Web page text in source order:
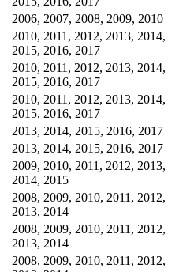
2006, 2007, 2008, 2009, 2010
2010, 2011, 2012, 2013, 2014,
2015, 2016, 2017
2010, 2011, 2012, 2013, 2014,
2015, 2016, 2017
2010, 2011, 2012, 2013, 2014,
2015, 2016, 2017
2013, 2014, 2015, 2016, 2017
2013, 2014, 2015, 2016, 2017
2009, 2010, 2011, 2012, 2013,
2014, 2015
2008, 2009, 2010, 2011, 2012,
2013, 2014
2008, 2009, 2010, 2011, 2012,
2013, 2014
2008, 2009, 2010, 2011, 2012,